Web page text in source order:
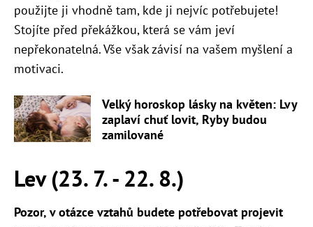
použijte ji vhodně tam, kde ji nejvíc potřebujete!
Stojíte před překážkou, která se vám jeví
nepřekonatelná. Vše však závisí na vašem myšlení a
motivaci.
Velký horoskop lásky na květen: Lvy
zaplaví chuť lovit, Ryby budou
zamilované
Lev (23. 7. - 22. 8.)
Pozor, v otázce vztahů budete potřebovat projevit